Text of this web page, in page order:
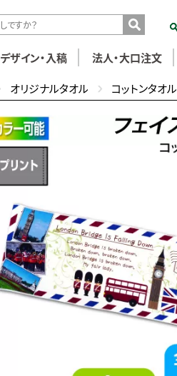
デザイン・入稿 法人・大口注文
オリジナルタオル コットンタオル